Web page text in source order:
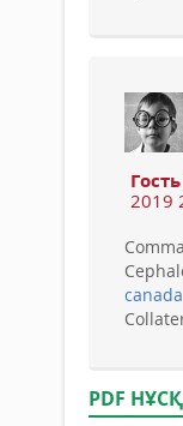
2019
canada
PDF